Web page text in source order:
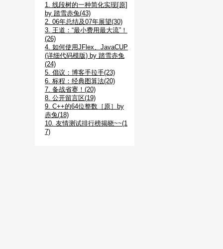
1. 线段树的一种简化实现[原]
by 踏雪赤兔(43)
2. 06年总结及07年展望(30)
3. 王道：“最小费用最大流”！
(26)
4. 如何使用JFlex、JavaCUP
(详细代码模版) by 踏雪赤兔
(24)
5. 倡议：博客手拉手(23)
6. 标程：经典图算法(20)
7. 备战省赛！(20)
8. 公开留言区(19)
9. C++的64位整数［原］by
赤兔(18)
10. 友情测试排行榜揭晓~~(1
7)